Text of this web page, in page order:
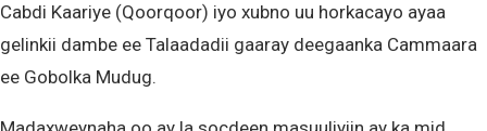
Cabdi Kaariye (Qoorqoor) iyo xubno uu horkacayo ayaa
gelinkii dambe ee Talaadadii gaaray deegaanka Cammaara
ee Gobolka Mudug.